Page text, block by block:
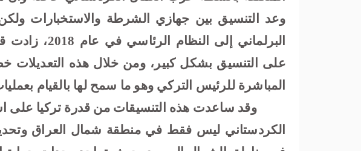
وعد التنسيق بين جهازي الشرطة والاستخبارات
البرلماني إلى
على التنسيق بشكل كبير، ومن خلال هذه التعديلات
المباشرة للرئيس التركي وهو ما سمح لها بالقيام
وقد ساعدت هذه التنسيقات من قدرة تركيا على
الكردستاني ليس فقط في منطقة شمال العراق